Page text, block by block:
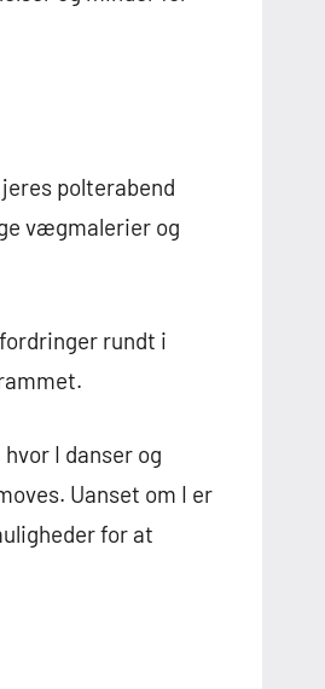
polterabend
vægmalerier og
rundt i
I danser og
Uanset om I er
for at